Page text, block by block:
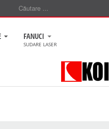
FANUCI
SUDARE LASER